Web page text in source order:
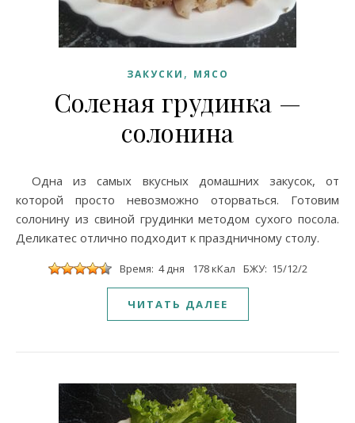
ЗАКУСКИ , МЯСО
Соленая грудинка —
солонина
Одна из самых вкусных домашних закусок, от
которой просто невозможно оторваться. Готовим
солонину из свиной грудинки методом сухого посола.
Деликатес отлично подходит к праздничному столу.
Время: 4 дня 178 кКал БЖУ: 15/12/2
ЧИТАТЬ ДАЛЕЕ